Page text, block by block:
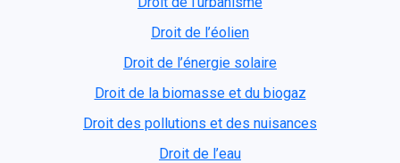
Droit de l’éolien
Droit de l’énergie solaire
Droit de la biomasse et du biogaz
Droit des pollutions et des nuisances
Droit de l’eau